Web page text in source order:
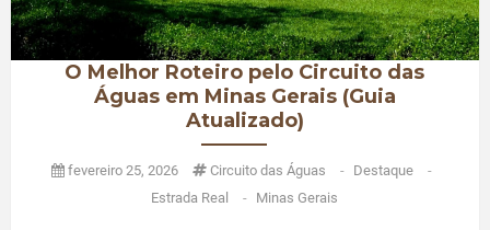
O Melhor Roteiro pelo Circuito das
Águas em Minas Gerais (Guia
Atualizado)
fevereiro 25, 2026 Circuito das Águas - Destaque
-
Estrada Real
- Minas Gerais